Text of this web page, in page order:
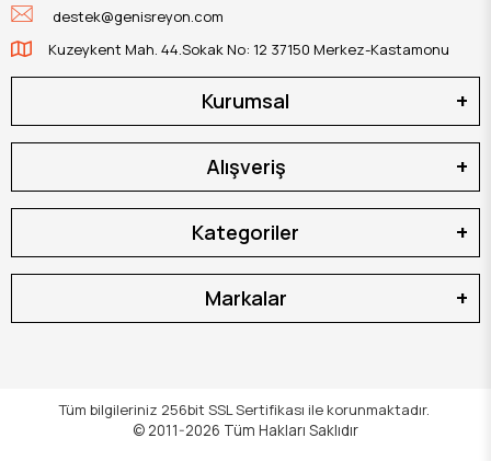
destek@genisreyon.com
Kuzeykent Mah. 44.Sokak No: 12 37150 Merkez-Kastamonu
Kurumsal
Alışveriş
Kategoriler
Markalar
Tüm bilgileriniz 256bit SSL Sertifikası ile korunmaktadır.
© 2011-2026 Tüm Hakları Saklıdır